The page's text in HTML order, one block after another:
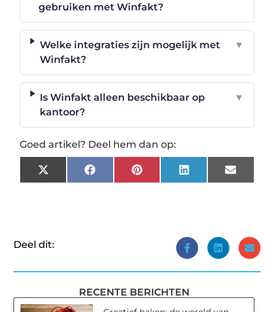
gebruiken met Winfakt?
Welke integraties zijn mogelijk met
Winfakt?
▼
Is Winfakt alleen beschikbaar op
kantoor?
▼
Goed artikel? Deel hem dan op:
X
(Twitter)
FacebookPinterestLinkedInEmail
Deel dit:
RECENTE BERICHTEN